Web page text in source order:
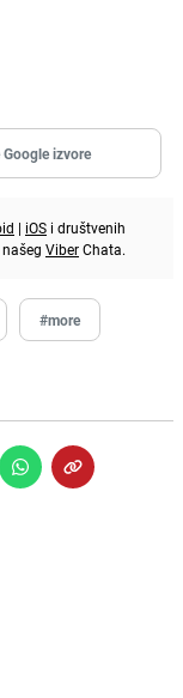
izvore
| iOS i društvenih
ViberChata.
#more